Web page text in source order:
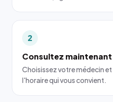
2
Consultez
Choisissez votre médecin
l'horaire qui vous convient.